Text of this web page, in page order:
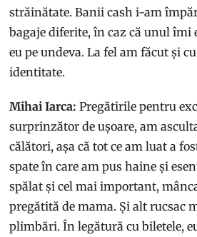
străinătate. Banii cash i-am
bagaje diferite, în caz că unul îmi
eu pe undeva. La fel am făcut și
identitate.
Mihai Iarca: Pregătirile pentru
surprinzător de ușoare, am
călători, așa că tot ce am luat a
spate în care am pus haine și
spălat și cel mai important,
pregătită de mama. Și alt rucsac
plimbări. În legătură cu biletele,